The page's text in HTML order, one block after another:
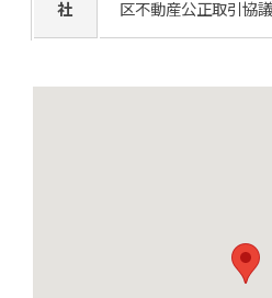
社
区不動産公正取引協